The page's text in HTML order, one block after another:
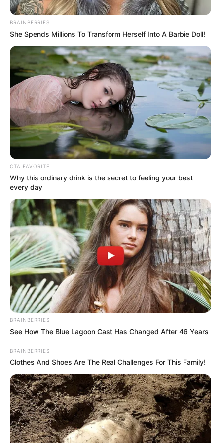
ગુજરાતમાં ભારેથી અતિભારે વરસાદની હવામાન વિભાગ
દ્વારા આગાહી કરવામાં આવી છે. બંગાળની ખાડીમાં લો
પ્રેશર સર્જાયું છે તેના લીધે ઉત્તર-મધ્ય ગુજરાતમાં ભારે
વરસાદ વરસશે. સિસ્ટમના સક્રિય થતા સમગ્ર
ગુજરાતમાં વરસાદ જોવા મળવાનો છે. IMD એ ગુજરાત
સહિત આ રાજ્યોમાં ભારેથી અતિભારે વરસાદની વોર્નિંગ
આપવામાં આવી છે. ગુજરાતના 6 જિલ્લામાં રેડ એલર્ટ
આપવામાં આવ્યું છે.
હવામાન વિભાગ દ્વારા નવસારી, વલસાડ, દમણ અને
દાદરા નગર હવેલીમાં આજે અત્યંત ભારે વરસાદ સાથે
રેડ અલર્ટ આપવામાં આવ્યું છે. જ્યારે દ્વારકા, પોરબંદર,
જૂનાગઢ અને, ગીર સોમનાથમાં અત્યંત ભારે વરસાદ
સાથે રેડ અલર્ટ વોર્નિંગ આપવામાં આવી છે.
Related Articles
BRAINBERRIES
She Spends Millions To Transform Herself Into A Barbie Doll!
CTA FAVORITE
Why this ordinary drink is the secret to feeling your best
every day
BRAINBERRIES
See How The Blue Lagoon Cast Has Changed After 46 Years
BRAINBERRIES
Clothes And Shoes Are The Real Challenges For This Family!